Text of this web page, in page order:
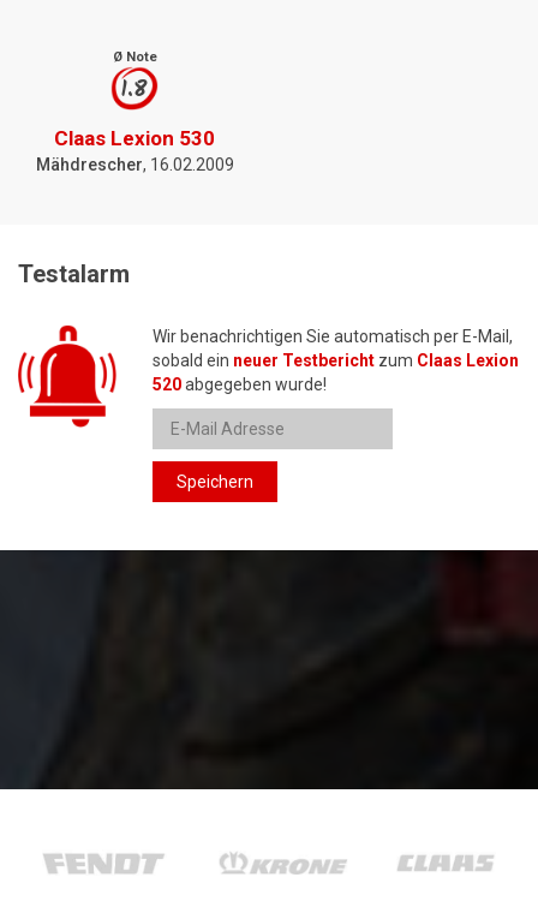
Ø Note
1.8
Claas Lexion 530
Mähdrescher, 16.02.2009
Testalarm
Wir benachrichtigen Sie automatisch per E-Mail,
sobald ein neuer Testbericht zum Claas Lexion
520abgegeben wurde!
Speichern